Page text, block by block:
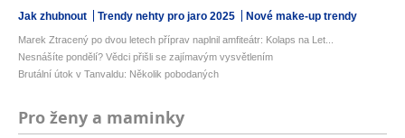
Jak zhubnout Trendy nehty pro jaro 2025 Nové make-up trendy
Marek Ztracený po dvou letech příprav naplnil amfiteátr: Kolaps na Let...
Nesnášíte pondělí? Vědci přišli se zajímavým vysvětlením
Brutální útok v Tanvaldu: Několik pobodaných
Pro ženy a maminky